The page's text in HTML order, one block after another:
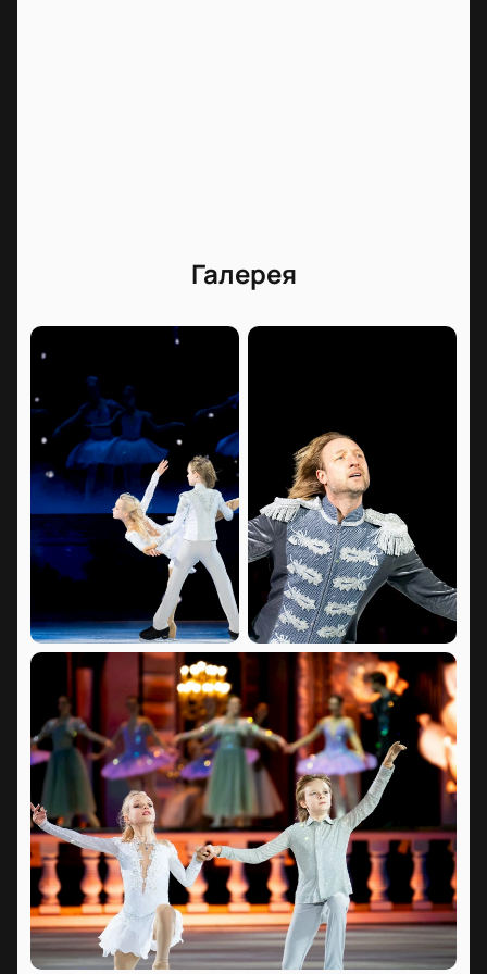
выбрать лучшие места с оптимальным обзором,
цены в рублях.
Купить билеты на шоу Плющенко
«Спящая красавица» на Live Арене
онлайн: подбор мест и бронирование
Приобрести билеты на ледовое шоу «Спящая
красавица» Евгения Плющенко можно быстро и
безопасно на нашем сайте. Выберите удобные
места на схеме арены, укажите контактные данные
и завершите оплату через защищённый платёжный
шлюз. После подтверждения транзакции доставка
билетов осуществляется мгновенно —
электронные билеты поступят на вашу почту сразу
Обратите внимание, возможна смена актёрского
состава.
Режиссёр:Евгений Плющенко, Яна Рудковская
Актёрский состав:Евгений Плющенко, Евгения
Медведева, Анна Щербакова, Алёна Косторная,
Александр Плющенко, Елена Костылева
Галерея